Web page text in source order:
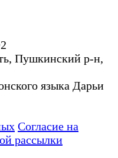
Пушкинский р-н,
языка Дарьи
Согласие на
рассылки